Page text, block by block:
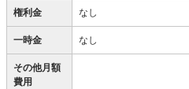
権利金 なし
一時金 なし
その他月額
費用